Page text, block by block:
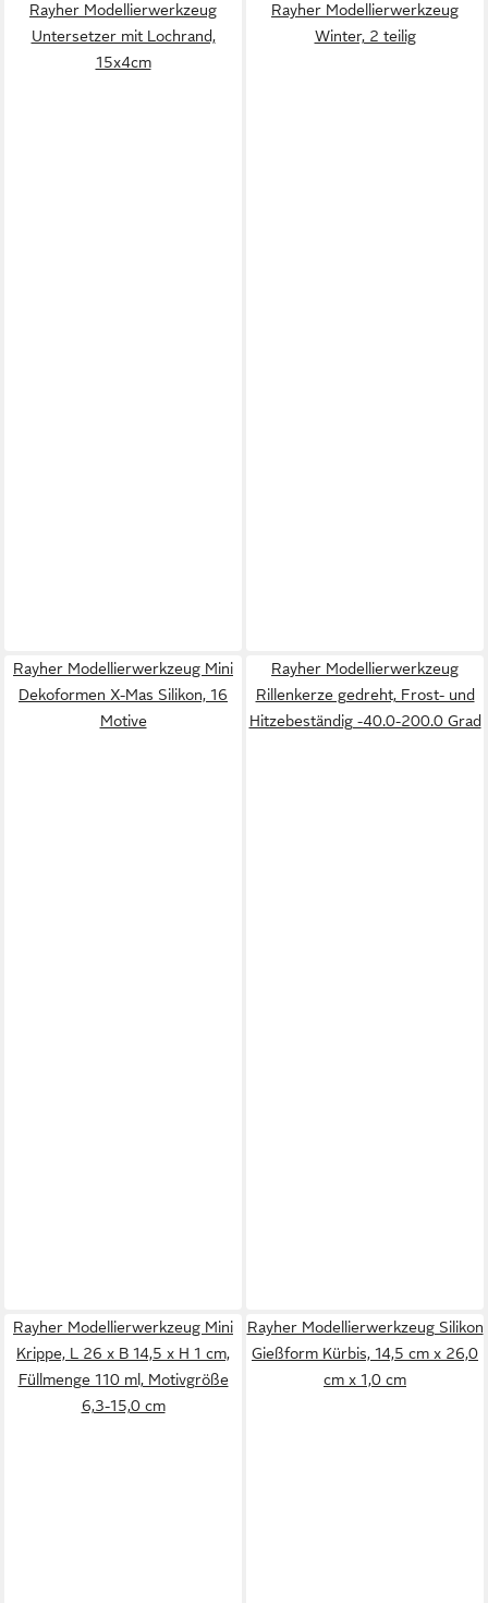
Rayher Modellierwerkzeug
Untersetzer mit Lochrand,
15x4cm
Rayher Modellierwerkzeug
Winter, 2 teilig
Rayher Modellierwerkzeug Mini
Dekoformen X-Mas Silikon, 16
Motive
Rayher Modellierwerkzeug
Rillenkerze gedreht, Frost- und
Hitzebeständig -40.0-200.0 Grad
Rayher Modellierwerkzeug Mini
Krippe, L 26 x B 14,5 x H 1 cm,
Füllmenge 110 ml, Motivgröße
6,3-15,0 cm
Rayher Modellierwerkzeug Silikon
Gießform Kürbis, 14,5 cm x 26,0
cm x 1,0 cm